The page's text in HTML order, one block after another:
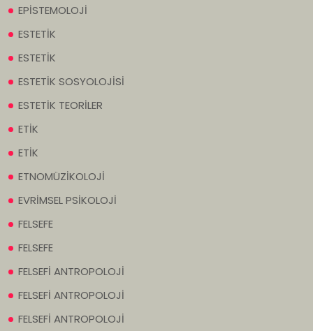
EPİSTEMOLOJİ
ESTETİK
ESTETİK
ESTETİK SOSYOLOJİSİ
ESTETİK TEORİLER
ETİK
ETİK
ETNOMÜZİKOLOJİ
EVRİMSEL PSİKOLOJİ
FELSEFE
FELSEFE
FELSEFİ ANTROPOLOJİ
FELSEFİ ANTROPOLOJİ
FELSEFİ ANTROPOLOJİ